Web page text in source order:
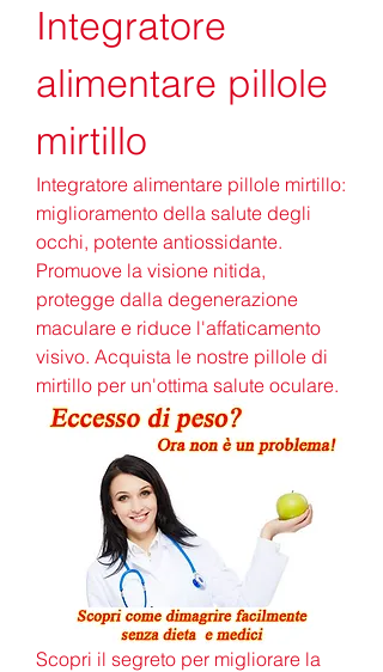
Integratore
alimentare pillole
mirtillo
Integratore alimentare pillole mirtillo:
miglioramento della salute degli
occhi, potente antiossidante.
Promuove la visione nitida,
protegge dalla degenerazione
maculare e riduce l'affaticamento
visivo. Acquista le nostre pillole di
mirtillo per un'ottima salute oculare.
Scopri il segreto per migliorare la